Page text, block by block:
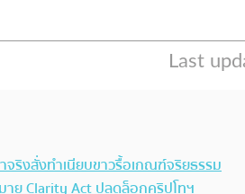
จริง สั่งทำเนียบขาวรื้อเกณฑ์จริยธรรม
ย Clarity Act ปลดล็อกคริปโทฯ